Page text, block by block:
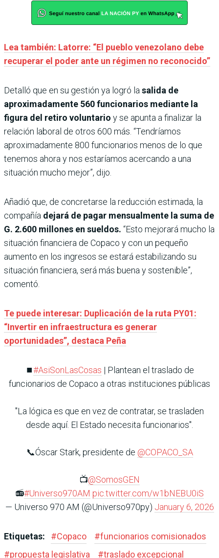
Lea también: Latorre: “El pueblo venezolano debe
recuperar el poder ante un régimen no reconocido”
Detalló que en su gestión ya logró la salida de
aproximadamente 560 funcionarios mediante la
figura del retiro voluntario y se apunta a finalizar la
relación laboral de otros 600 más. “Tendríamos
aproximadamente 800 funcionarios menos de lo que
tenemos ahora y nos estaríamos acercando a una
situación mucho mejor”, dijo.
Añadió que, de concretarse la reducción estimada, la
compañía dejará de pagar mensualmente la suma de
G. 2.600 millones en sueldos. “Esto mejorará mucho la
situación financiera de Copaco y con un pequeño
aumento en los ingresos se estará estabilizando su
situación financiera, será más buena y sostenible”,
comentó.
Te puede interesar: Duplicación de la ruta PY01:
“Invertir en infraestructura es generar
oportunidades”, destaca Peña
⏹️#AsiSonLasCosas | Plantean el traslado de
funcionarios de Copaco a otras instituciones públicas
"La lógica es que en vez de contratar, se trasladen
desde aquí. El Estado necesita funcionarios".
📞Óscar Stark, presidente de @COPACO_SA
📺@SomosGEN
📻#Universo970AM pic.twitter.com/w1bNEBU0iS
— Universo 970 AM (@Universo970py) January 6, 2026
Etiquetas: #Copaco #funcionarios comisionados
#propuesta legislativa #traslado excepcional